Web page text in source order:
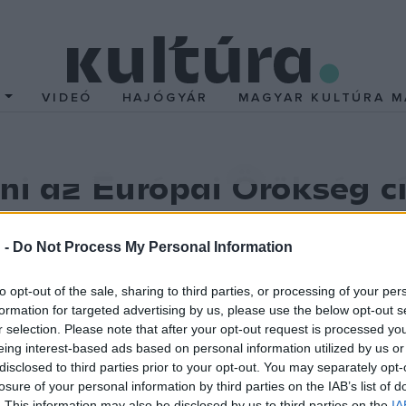
- Do Not Process My Personal Information
opt-out of the sale, sharing to third parties, or processing of your
for targeted advertising by us, please use the below opt-out
selection. Please note that after your opt-out request is processed
interest-based ads based on personal information utilized by us
to third parties prior to your opt-out. You may separately
of your personal information by third parties on the IAB’s list of
VIDEÓ HAJÓGYÁR MAGYAR KULTÚRA
az Európai Örökség
erősítse a közös európai identitást, valamint növelje
és kultúránkban, illetve az európai integrációban.
első alkalommal 2013-ban nyújthattak be pályázatot azon
Európai Örökség címet. A tavaly benyújtott pályázatok